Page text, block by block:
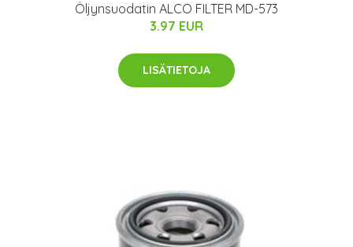
Öljynsuodatin ALCO FILTER MD-573
3.97 EUR
LISÄTIETOJA